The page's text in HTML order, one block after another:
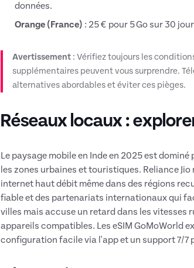
données.
Orange (France) : 25 € pour 5 Go sur 30
Avertissement: Vérifiez toujours les
supplémentaires peuvent vous surprendre.
alternatives abordables et éviter ces pièges.
Réseaux locaux :
Le paysage mobile en Inde en 2025 est
les zones urbaines et touristiques. Reliance
internet haut débit même dans des régions
fiable et des partenariats internationaux qui
villes mais accuse un retard dans les vitesses
appareils compatibles. Les eSIM GoMoWorld
configuration facile via l'app et un support 7/7